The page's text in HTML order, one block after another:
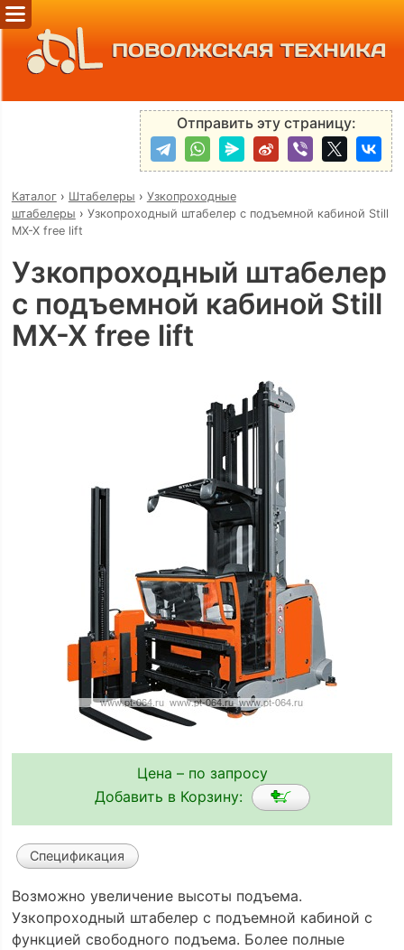
ПОВОЛЖСКАЯ ТЕХНИКА
Отправить эту страницу:
Каталог› Штабелеры › Узкопроходные
штабелеры › Узкопроходный штабелер с подъемной кабиной Still
MX-X free lift
Узкопроходный штабелер
с подъемной кабиной Still
MX-X free lift
Цена – по запросу
Добавить в Корзину:
Спецификация
Возможно увеличение высоты подъема.
Узкопроходный штабелер с подъемной кабиной c
функцией свободного подъема. Более полные